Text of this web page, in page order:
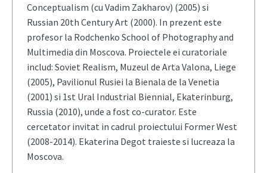
Conceptualism (cu Vadim Zakharov) (2005) si
Russian 20th Century Art (2000). In prezent este
profesor la Rodchenko School of Photography and
Multimedia din Moscova. Proiectele ei curatoriale
includ: Soviet Realism, Muzeul de Arta Valona, Liege
(2005), Pavilionul Rusiei la Bienala de la Venetia
(2001) si 1st Ural Industrial Biennial, Ekaterinburg,
Russia (2010), unde a fost co-curator. Este
cercetator invitat in cadrul proiectului Former West
(2008-2014). Ekaterina Degot traieste si lucreaza la
Moscova.